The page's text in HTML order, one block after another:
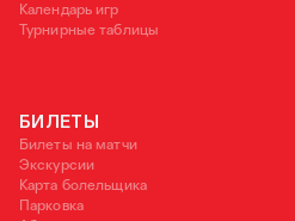
Календарь игр
Турнирные таблицы
БИЛЕТЫ
Билеты на матчи
Экскурсии
Карта болельщика
Парковка